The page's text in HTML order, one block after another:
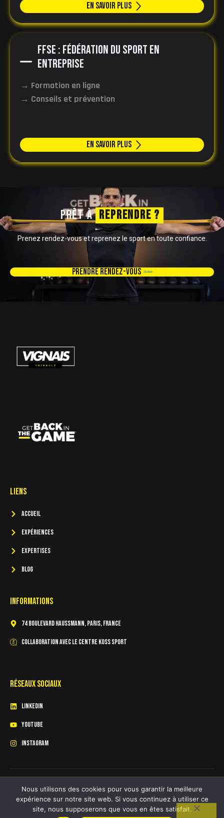
En Savoir plus
FFSE : Fédération du sport en
entreprise
→ Formation en ligne
→ Conseils et prévention
En Savoir plus
PRÊT À REPRENDRE ?
Prenez rendez-vous et reprenez le sport en toute confiance.
Prendre rendez-vous
Liens
Accueil
Expériences
Expertises
Blog
Informations
74 Boulevard Haussmann, Paris, France
Collaboration avec le centre KOSS Sport
Réseaux sociaux
Linkedin
youtube
instagram
Mentions légales
Copyright © 2026 thibault-vignais.com
Nous utilisons des cookies pour vous garantir la meilleure
expérience sur notre site web. Si vous continuez à utiliser ce
site, nous supposerons que vous en êtes satisfait.